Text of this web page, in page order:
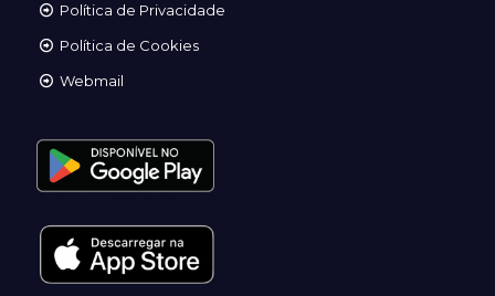
Política de Privacidade
Política de Cookies
Webmail